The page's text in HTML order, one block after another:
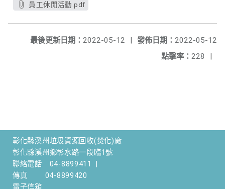
員工休閒活動.pdf
發佈日期： 2022-05-12
最後更新日期： 2022-05-12
|
點擊率： 228 |
彰化縣溪州垃圾資源回收(焚化)廠
彰化縣溪州鄉彰水路一段臨1號
聯絡電話
04-8899411
傳真
04-8899420
電子信箱